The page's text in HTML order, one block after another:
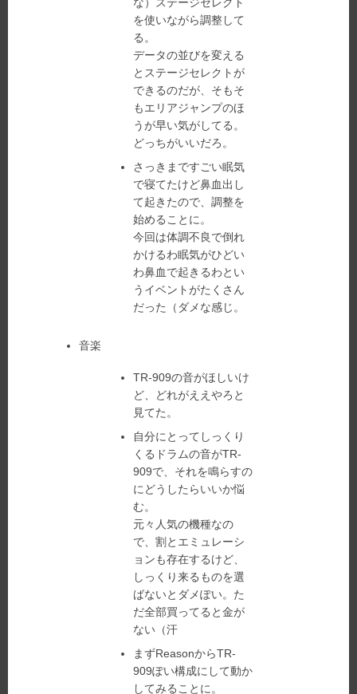
を使いながら調整して
る。
データの並びを変える
とステージセレクトが
できるのだが、そもそ
もエリアジャンプのほ
うが早い気がしてる。
どっちがいいだろ。
さっきまですごい眠気
で寝てたけど鼻血出し
て起きたので、調整を
始めることに。
今回は体調不良で倒れ
かけるわ眠気がひどい
わ鼻血で起きるわとい
うイベントがたくさん
だった（ダメな感じ。
音楽
TR-909の音がほしいけ
ど、どれがええやろと
見てた。
自分にとってしっくり
くるドラムの音がTR-
909で、それを鳴らすの
にどうしたらいいか悩
む。
元々人気の機種なの
で、割とエミュレーシ
ョンも存在するけど、
しっくり来るものを選
ばないとダメぽい。た
だ全部買ってると金が
ない（汗
まずReasonからTR-
909ぽい構成にして動か
してみることに。